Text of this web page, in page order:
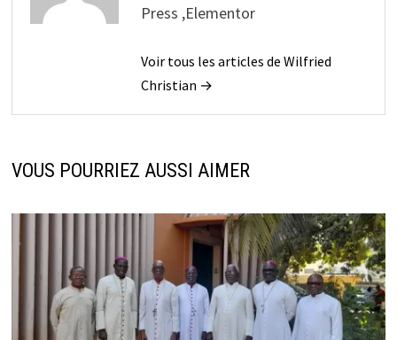
Press ,Elementor
Voir tous les articles de Wilfried
Christian →
VOUS POURRIEZ AUSSI AIMER